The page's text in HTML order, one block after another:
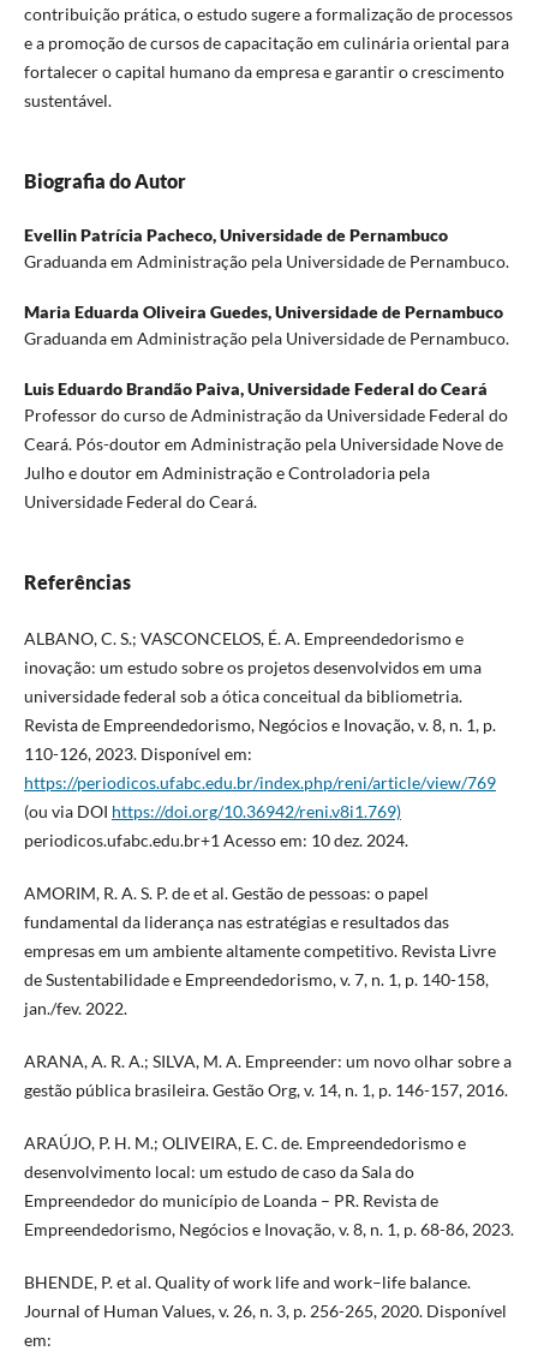
contribuição prática, o estudo sugere a formalização de processos
e a promoção de cursos de capacitação em culinária oriental para
fortalecer o capital humano da empresa e garantir o crescimento
sustentável.
Biografia do Autor
Evellin Patrícia Pacheco,Universidade de Pernambuco
Graduanda em Administração pela Universidade de Pernambuco.
Maria Eduarda Oliveira Guedes,Universidade de Pernambuco
Graduanda em Administração pela Universidade de Pernambuco.
Luis Eduardo Brandão Paiva,Universidade Federal do Ceará
Professor do curso de Administração da Universidade Federal do
Ceará. Pós-doutor em Administração pela Universidade Nove de
Julho e doutor em Administração e Controladoria pela
Universidade Federal do Ceará.
Referências
ALBANO, C. S.; VASCONCELOS, É. A. Empreendedorismo e
inovação: um estudo sobre os projetos desenvolvidos em uma
universidade federal sob a ótica conceitual da bibliometria.
Revista de Empreendedorismo, Negócios e Inovação, v. 8, n. 1, p.
110-126, 2023. Disponível em:
https://periodicos.ufabc.edu.br/index.php/reni/article/view/769
(ou via DOI https://doi.org/10.36942/reni.v8i1.769)
periodicos.ufabc.edu.br+1 Acesso em: 10 dez. 2024.
AMORIM, R. A. S. P. de et al. Gestão de pessoas: o papel
fundamental da liderança nas estratégias e resultados das
empresas em um ambiente altamente competitivo. Revista Livre
de Sustentabilidade e Empreendedorismo, v. 7, n. 1, p. 140-158,
jan./fev. 2022.
ARANA, A. R. A.; SILVA, M. A. Empreender: um novo olhar sobre a
gestão pública brasileira. Gestão Org, v. 14, n. 1, p. 146-157, 2016.
ARAÚJO, P. H. M.; OLIVEIRA, E. C. de. Empreendedorismo e
desenvolvimento local: um estudo de caso da Sala do
Empreendedor do município de Loanda – PR. Revista de
Empreendedorismo, Negócios e Inovação, v. 8, n. 1, p. 68-86, 2023.
BHENDE, P. et al. Quality of work life and work–life balance.
Journal of Human Values, v. 26, n. 3, p. 256-265, 2020. Disponível
em: